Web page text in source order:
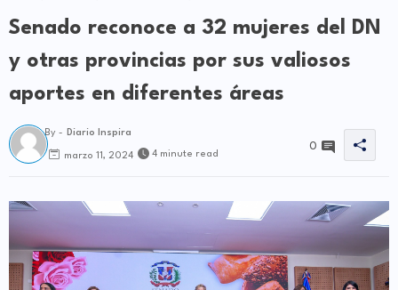
Senado reconoce a 32 mujeres del DN
y otras provincias por sus valiosos
aportes en diferentes áreas
By - Diario Inspira
marzo 11, 2024 4 minute read
0